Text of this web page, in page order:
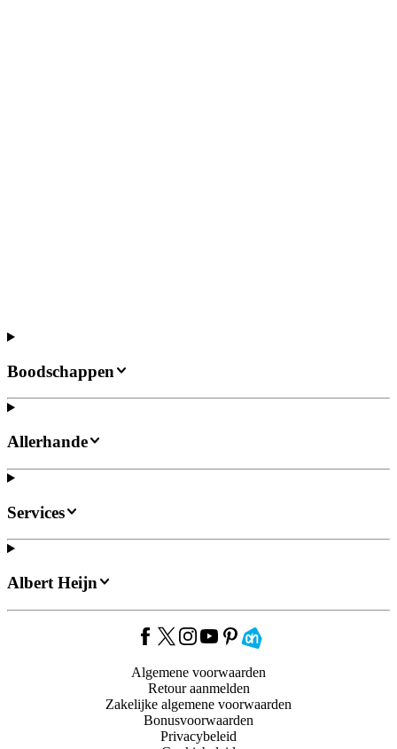
Boodschappen
Allerhande
Services
Albert Heijn
Algemene voorwaarden
Retour aanmelden
Zakelijke algemene voorwaarden
Bonusvoorwaarden
Privacybeleid